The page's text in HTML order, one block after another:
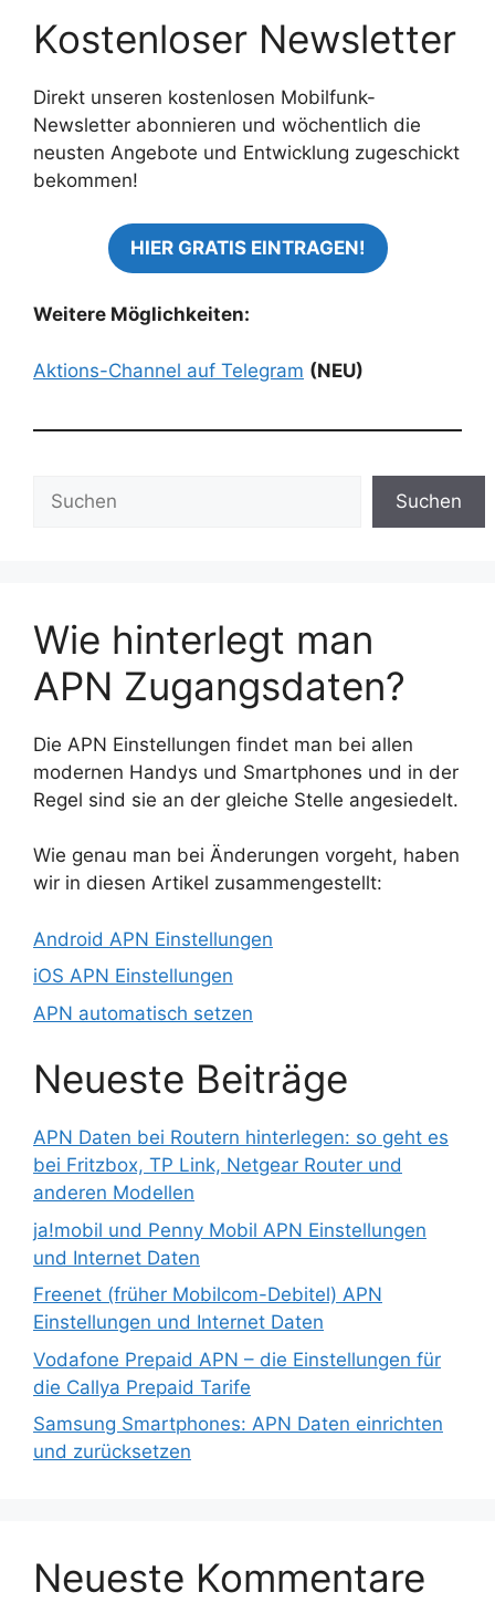
Kostenloser Newsletter
Direkt unseren kostenlosen Mobilfunk-
Newsletter abonnieren und wöchentlich die
neusten Angebote und Entwicklung zugeschickt
bekommen!
HIER GRATIS EINTRAGEN!
Weitere Möglichkeiten:
Aktions-Channel auf Telegram (NEU)
Suchen
Wie hinterlegt man
APN Zugangsdaten?
Die APN Einstellungen findet man bei allen
modernen Handys und Smartphones und in der
Regel sind sie an der gleiche Stelle angesiedelt.
Wie genau man bei Änderungen vorgeht, haben
wir in diesen Artikel zusammengestellt:
Android APN Einstellungen
iOS APN Einstellungen
APN automatisch setzen
Neueste Beiträge
APN Daten bei Routern hinterlegen: so geht es
bei Fritzbox, TP Link, Netgear Router und
anderen Modellen
ja!mobil und Penny Mobil APN Einstellungen
und Internet Daten
Freenet (früher Mobilcom-Debitel) APN
Einstellungen und Internet Daten
Vodafone Prepaid APN – die Einstellungen für
die Callya Prepaid Tarife
Samsung Smartphones: APN Daten einrichten
und zurücksetzen
Neueste Kommentare